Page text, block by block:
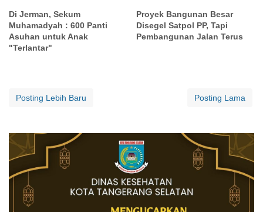
Di Jerman, Sekum
Muhamadyah : 600 Panti
Asuhan untuk Anak
"Terlantar"
Proyek Bangunan Besar
Disegel Satpol PP, Tapi
Pembangunan Jalan Terus
Posting Lebih Baru Posting Lama